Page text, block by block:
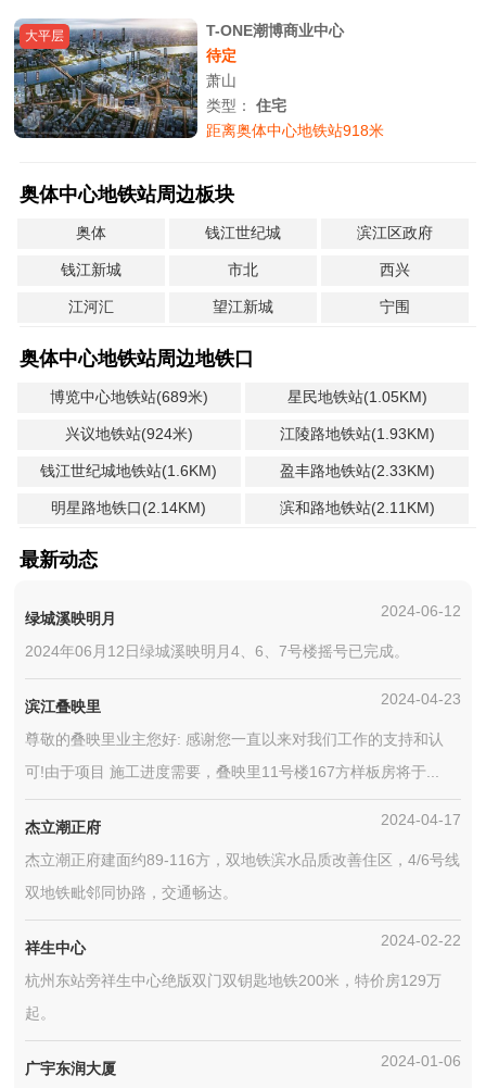
大平层
T-ONE潮博商业中心
待定
萧山
类型：住宅
距离奥体中心地铁站918米
奥体中心地铁站周边板块
奥体 钱江世纪城 滨江区政府
钱江新城 市北 西兴
江河汇 望江新城 宁围
奥体中心地铁站周边地铁口
博览中心地铁站(689米) 星民地铁站(1.05KM)
兴议地铁站(924米) 江陵路地铁站(1.93KM)
钱江世纪城地铁站(1.6KM) 盈丰路地铁站(2.33KM)
明星路地铁口(2.14KM) 滨和路地铁站(2.11KM)
最新动态
绿城溪映明月 2024-06-12
2024年06月12日绿城溪映明月4、6、7号楼摇号已完成。
滨江叠映里 2024-04-23
尊敬的叠映里业主您好: 感谢您一直以来对我们工作的支持和认
可!由于项目 施工进度需要，叠映里11号楼167方样板房将于...
杰立潮正府 2024-04-17
杰立潮正府建面约89-116方，双地铁滨水品质改善住区，4/6号线
双地铁毗邻同协路，交通畅达。
祥生中心 2024-02-22
杭州东站旁祥生中心绝版双门双钥匙地铁200米，特价房129万
起。
广宇东润大厦 2024-01-06